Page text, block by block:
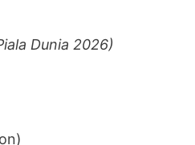
Dunia 2026)